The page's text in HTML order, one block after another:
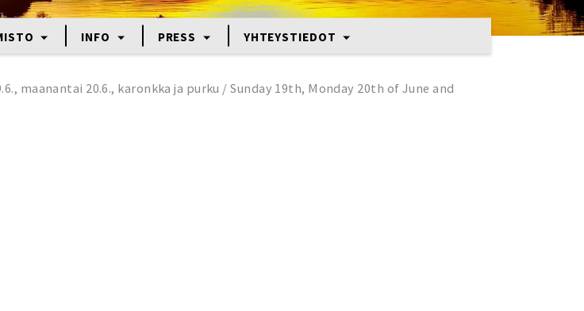
INFO PRESS YHTEYSTIEDOT
maanantai 20.6., karonkka ja purku / Sunday 19th, Monday 20th of June and